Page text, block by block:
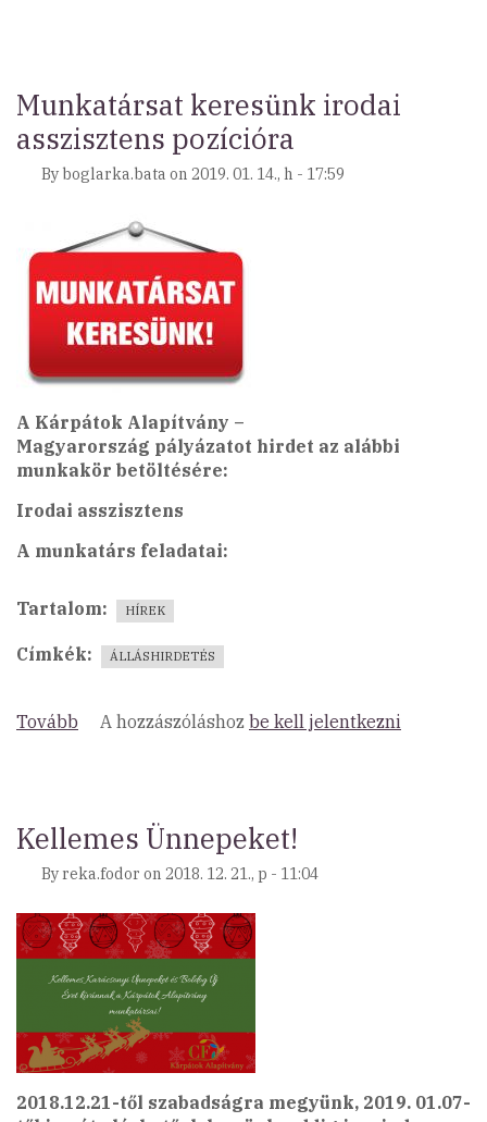
hálózata)
Munkatársat keresünk irodai
asszisztens pozícióra
By boglarka.bata on 2019. 01. 14., h - 17:59
A Kárpátok Alapítvány –
Magyarország pályázatot hirdet az alábbi
munkakör betöltésére:
Irodai asszisztens
A munkatárs feladatai:
Tartalom HÍREK
Címkék ÁLLÁSHIRDETÉS
Tovább (Munkatársat
pozícióra)
A hozzászóláshoz be kell jelentkezni
Kellemes Ünnepeket!
By reka.fodor on 2018. 12. 21., p - 11:04
2018.12.21-től szabadságra megyünk, 2019. 01.07-